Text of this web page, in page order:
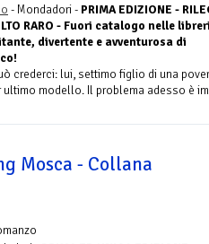
- Mondadori - PRIMA EDIZIONE -
RARO - Fuori catalogo nelle
divertente e avventurosa di
crederci: lui, settimo figlio di una
modello. Il problema adesso è
Mosca - Collana